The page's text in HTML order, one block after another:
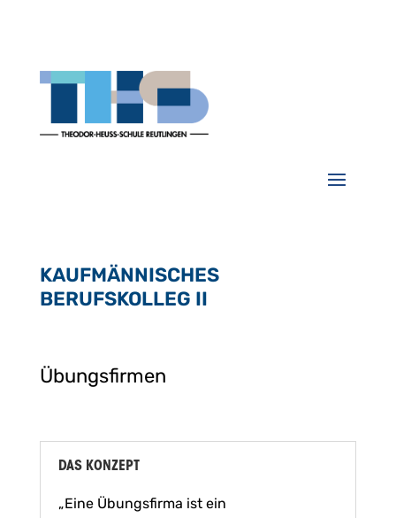
KAUFMÄNNISCHES
BERUFSKOLLEG II
Übungsfirmen
DAS KONZEPT
„Eine Übungsfirma ist ein